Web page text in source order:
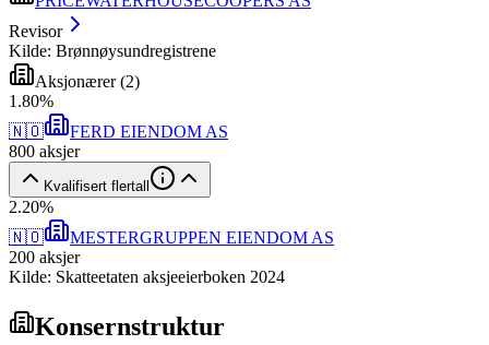
Revisor
Kilde: Brønnøysundregistrene
Aksjonærer(2)
1 .80%
🇳🇴
FERD EIENDOM AS
800 aksjer
Kvalifisert flertall
2.20%
🇳🇴
MESTERGRUPPEN EIENDOM AS
200 aksjer
Kilde: Skatteetaten aksjeeierboken 2024
Konsernstruktur